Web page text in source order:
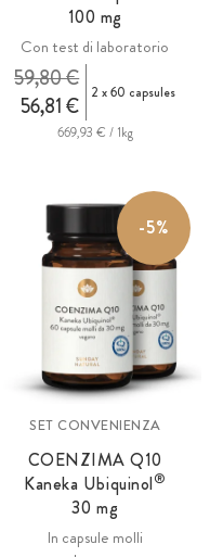
100 mg
Con test di laboratorio
56,81 €
59,80 € 2 x 60 capsules
669,93 € / 1kg
-5%
SET CONVENIENZA
COENZIMA Q10
Kaneka Ubiquinol®
30 mg
In capsule molli